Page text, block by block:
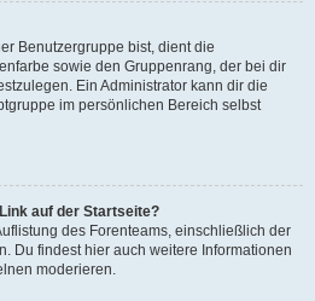
Benutzergruppe bist, dient die
sowie den Gruppenrang, der bei dir
Ein Administrator kann dir die
im persönlichen Bereich selbst
auf der Startseite?
des Forenteams, einschließlich der
Du findest hier auch weitere Informationen
moderieren.